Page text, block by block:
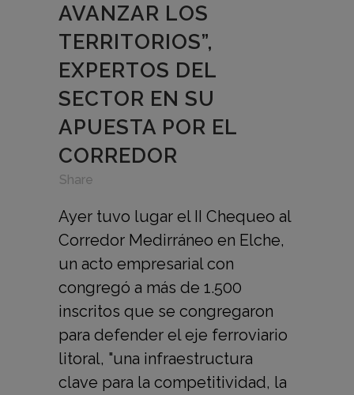
AVANZAR LOS
TERRITORIOS”,
EXPERTOS DEL
SECTOR EN SU
APUESTA POR EL
CORREDOR
Share
Ayer tuvo lugar el II Chequeo al
Corredor Medirráneo en Elche,
un acto empresarial con
congregó a más de 1.500
inscritos que se congregaron
para defender el eje ferroviario
litoral, "una infraestructura
clave para la competitividad, la